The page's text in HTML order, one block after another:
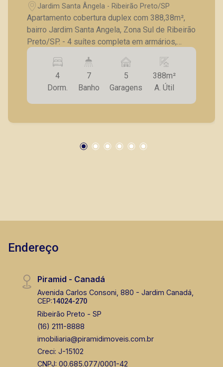
Jardim Santa Ângela - Ribeirão Preto/SP
Apartamento cobertura duplex com 388,38m²,
bairro Jardim Santa Angela, Zona Sul de Ribeirão
Preto/SP. - 4 suítes completa em armários,
sendo 1 suíte master com closet e hidro; -
Escritório; - Lavabo; - Sala para 3 ambientes; -
Cozinha planejada; - Despensa; - Lavanderia; -
Área de serviço; - Banheiro de serviço; - Varanda
gourmet com churrasqueira; - Vestiário; - Sauna;
como objetivo atender seus clientes com
imóveis prontos, usados ou mesmo nos
4
Dorm.
7
Banho
5
Garagens
388m²
A. Útil
Endereço
Piramid - Canadá
Avenida Carlos Consoni, 880 - Jardim Canadá,
CEP:14024-270
Ribeirão Preto - SP
(16) 2111-8888
imobiliaria@piramidimoveis.com.br
Creci: J-15102
CNPJ: 00.685.077/0001-42